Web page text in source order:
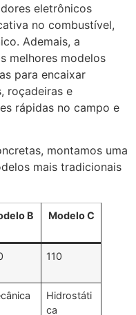
eletrônicos
no combustível,
Ademais, a
melhores modelos
para encaixar
roçadeiras e
rápidas no campo e
montamos uma
mais tradicionais
B Modelo C
110
Hidrostáti
ca